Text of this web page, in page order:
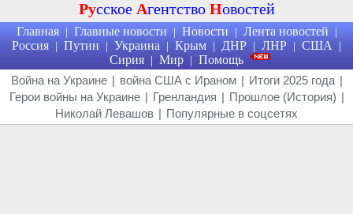
Русское Агентство Новостей
Главная | Главные новости | Новости | Лента новостей |
Россия | Путин | Украина | Крым | ДНР | ЛНР | США |
Сирия | Мир | Помощь
Война на Украине | война США с Ираном | Итоги 2025 года |
Герои войны на Украине | Гренландия | Прошлое (История) |
Николай Левашов | Популярные в соцсетях